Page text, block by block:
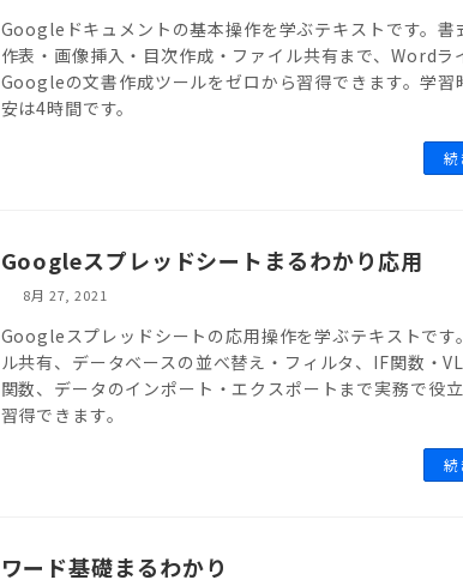
Googleドキュメントの基本操作を学ぶテキストです。書
作表・画像挿入・目次作成・ファイル共有まで、Wordラ
Googleの文書作成ツールをゼロから習得できます。学習
安は4時間です。
続
Googleスプレッドシートまるわかり応用
8月 27, 2021
Googleスプレッドシートの応用操作を学ぶテキストです
ル共有、データベースの並べ替え・フィルタ、IF関数・
関数、データのインポート・エクスポートまで実務で役
習得できます。
続
ワード基礎まるわかり